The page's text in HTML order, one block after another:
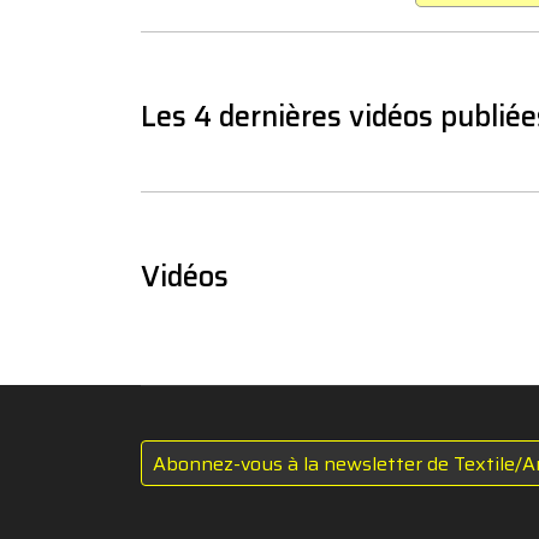
Les 4 dernières vidéos
Vidéos
Abonnez-vous à la newsletter de Textile/